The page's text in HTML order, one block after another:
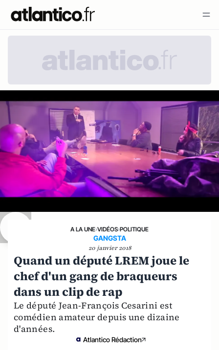
A LA UNE›VIDÉOS›POLITIQUE
GANGSTA
20 janvier 2018
Quand un député LREM joue le
chef d'un gang de braqueurs
dans un clip de rap
Le député Jean-François Cesarini est
comédien amateur depuis une dizaine
d'années.
Atlantico Rédaction